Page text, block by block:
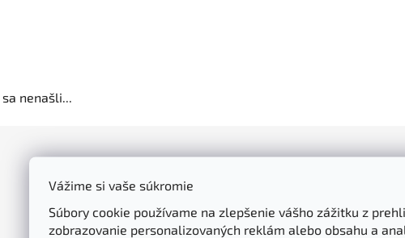
Vážime si vaše súkromie
Súbory cookie používame na zlepšenie vášho zážitku z
zobrazovanie personalizovaných reklám alebo obsahu a
sa nenašli...
Všetko o nákupe
Moja objednávka